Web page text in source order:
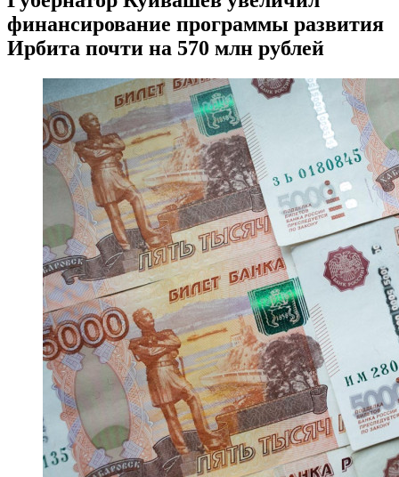
финансирование программы развития
Ирбита почти на 570 млн рублей